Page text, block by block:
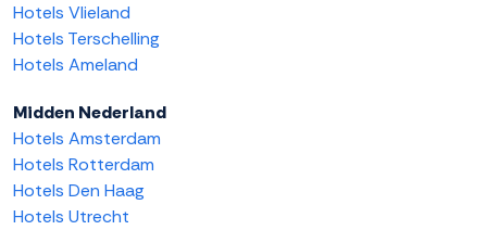
Hotels Vlieland
Hotels Terschelling
Hotels Ameland
Midden Nederland
Hotels Amsterdam
Hotels Rotterdam
Hotels Den Haag
Hotels Utrecht